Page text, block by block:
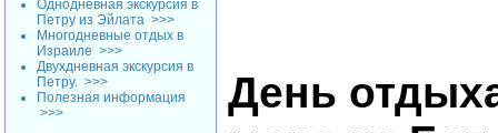
Однодневная экскурсия в
Петру из Эйлата >>>
Многодневные отдых в
Израиле >>>
Двухдневная экскурсия в
Петру. >>>
Полезная информация
>>>
День